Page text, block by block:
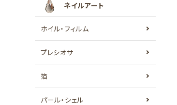
ネイルアート
ホイル・フィルム
プレシオサ
箔
パール・シェル